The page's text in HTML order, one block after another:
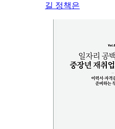
길 정책은